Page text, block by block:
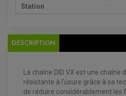
POMPE A ESSENCE
REDRESSEUR / REGULATEUR
ENTRETIEN MOTO
ATELIER, PADDOCK, STAND
FILTRE A AIR
FILTRE A HUILE
FILTRE ET ACCESSOIRE ESSENCE
ACCESSOIRE + VISSERIE FREINAGE
MAÎTRE CYLINDRE
Station
DESCRIPTION
La chaîne DID VX est une chaîne
résistante à l'usure grâce à sa
de réduire considérablement les